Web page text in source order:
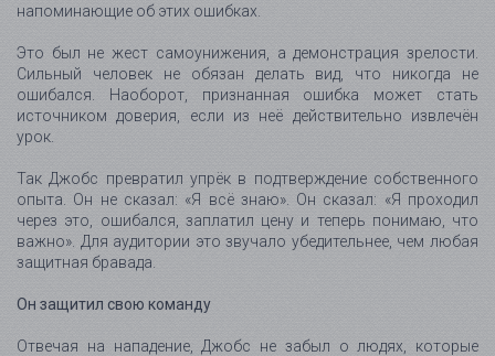
напоминающие об этих ошибках.
Это был не жест самоунижения, а демонстрация зрелости.
Сильный человек не обязан делать вид, что никогда не
ошибался. Наоборот, признанная ошибка может стать
источником доверия, если из неё действительно извлечён
урок.
Так Джобс превратил упрёк в подтверждение собственного
опыта. Он не сказал: «Я всё знаю». Он сказал: «Я проходил
через это, ошибался, заплатил цену и теперь понимаю, что
важно». Для аудитории это звучало убедительнее, чем любая
защитная бравада.
Он защитил свою команду
Отвечая на нападение, Джобс не забыл о людях, которые